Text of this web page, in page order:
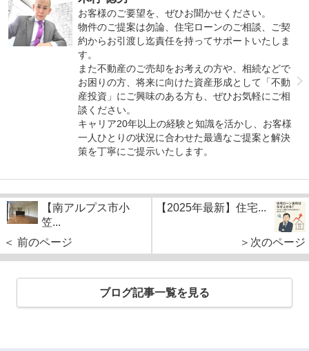
お客様のご要望を、ぜひお聞かせください。
物件のご提案は勿論、住宅ローンのご相談、ご契
約からお引渡し迄責任を持ってサポートいたしま
す。
また不動産のご売却をお考えの方や、相続などで
お困りの方、将来に向けた資産形成として「不動
産投資」にご興味のある方も、ぜひお気軽にご相
談ください。
キャリア20年以上の経験と知識を活かし、お客様
一人ひとりの状況に合わせた最適なご提案と解決
策を丁寧にご提示いたします。
【南アルプス市小
笠...
＜ 前のページ
【2025年最新】住宅...
＞次のページ
ブログ記事一覧を見る